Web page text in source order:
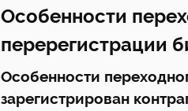
Особенности
перерегистрации
Особенности
зарегистрирован